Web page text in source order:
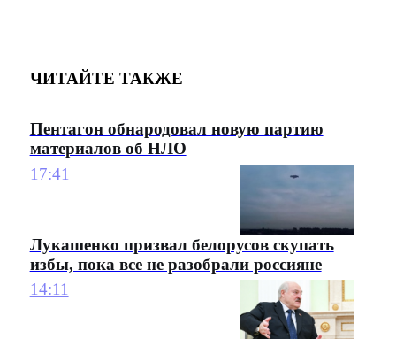
ЧИТАЙТЕ ТАКЖЕ
Пентагон обнародовал новую партию
материалов об НЛО
17:41
Лукашенко призвал белорусов скупать
избы, пока все не разобрали россияне
14:11